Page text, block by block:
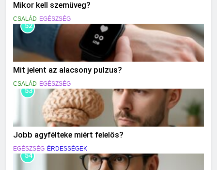
Mikor kell szemüveg?
CSALÁD EGÉSZSÉG
52
Mit jelent az alacsony pulzus?
CSALÁD EGÉSZSÉG
53
Jobb agyfélteke miért felelős?
EGÉSZSÉG ÉRDESSÉGEK
54